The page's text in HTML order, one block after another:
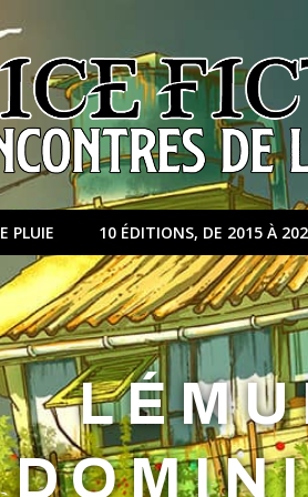
PLUIE 10 ÉDITIONS, DE 2015 À